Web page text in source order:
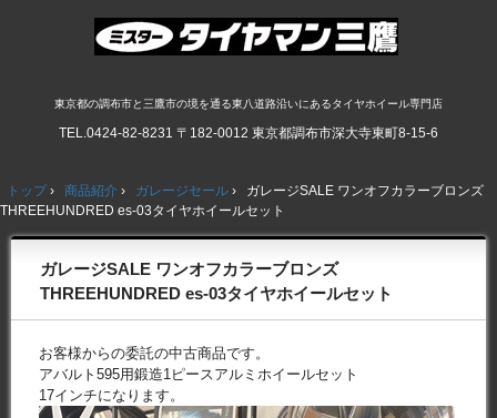
東京都の調布市と三鷹市の境を通る東八道路沿いにあるタイヤホイール専門店
TEL.0424-82-8231 〒182-0012 東京都調布市深大寺東町8-15-6
トップ › 商品紹介 › ガレージセール ›
ガレージSALE ワンオフカラーブロンズ
THREEHUNDRED es-03タイヤホイールセット
ガレージSALE ワンオフカラーブロンズ
THREEHUNDRED es-03タイヤホイールセット
お客様からの委託の中古商品です。
アバルト595用鍛造1ピースアルミホイールセット
17インチになります。